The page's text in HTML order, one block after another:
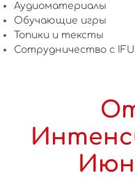
Аудиоматериалы
Обучающие игры
Топики и тексты
Сотрудничество c IFU